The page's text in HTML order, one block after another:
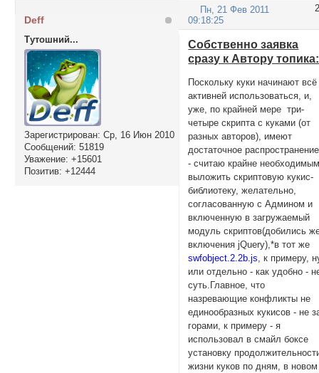
2
Пн, 21 Фев 2011
09:18:25
Deff
Тутошний...
Зарегистрирован: Ср, 16 Июн 2010
Сообщений: 51819
Уважение: +15601
Позитив: +12444
Собственно заявка
сразу к Автору топика:
Поскольку куки начинают всё
активней использоваться, и,
уже, по крайней мере три-
четыре скрипта с куками (от
разных авторов), имеют
достаточное
- считаю крайне
выложить скриптовую кукис-
библиотеку, желательно,
согласованную с Админом и
включенную в загружаемый
модуль скриптов(добились
включения jQuery),*в тот же
swfobject.2.2b.js , к примеру,
или отдельно - как удобно -
суть.Главное, что
назревающие конфликты не
единообразных кукисов - не
горами, к примеру - я
использовал в смайл боксе
установку
жизни куков по дням, в новом